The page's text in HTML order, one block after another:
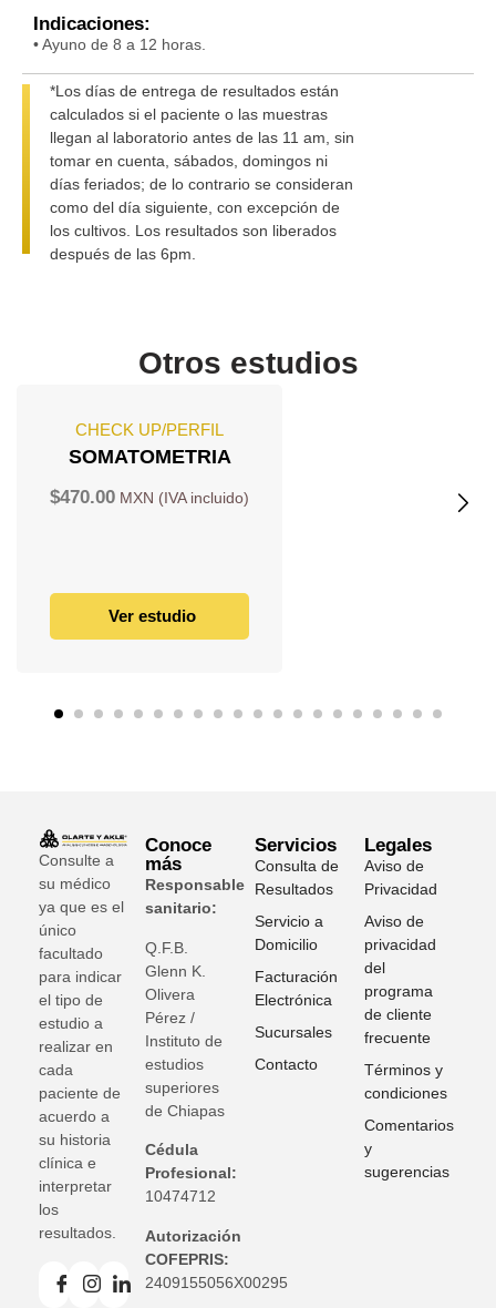
Indicaciones:
• Ayuno de 8 a 12 horas.
*Los días de entrega de resultados están
calculados si el paciente o las muestras
llegan al laboratorio antes de las 11 am, sin
tomar en cuenta, sábados, domingos ni
días feriados; de lo contrario se consideran
como del día siguiente, con excepción de
los cultivos. Los resultados son liberados
después de las 6pm.
Otros estudios
CHECK UP/PERFIL
SOMATOMETRIA
$470.00
Ver estudio
Consulte a
su médico
ya que es el
único
facultado
para indicar
el tipo de
estudio a
realizar en
cada
paciente de
acuerdo a
su historia
clínica e
interpretar
los
resultados.
Conoce
más
Responsable
sanitario:
Q.F.B.
Glenn K
Olivera
Pérez /
Instituto de
estudios
superiores
de Chiapas
Cédula
Profesional:
10474712
Autorización
COFEPRIS:
2409155056X00295
Servicios
Consulta de
Resultados
Servicio a
Domicilio
Facturación
Electrónica
Sucursales
Contacto
Legales
Aviso de
Privacidad
Aviso de
privacidad
del
programa
de cliente
frecuente
Términos y
condiciones
Comentarios
y
sugerencias